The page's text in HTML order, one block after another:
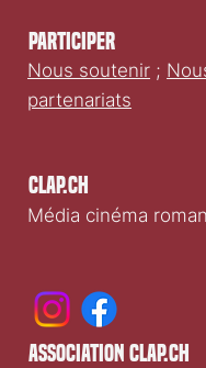
Clap.ch
Média cinéma
Participer
Nous soutenir ;
partenariats
association clap.ch